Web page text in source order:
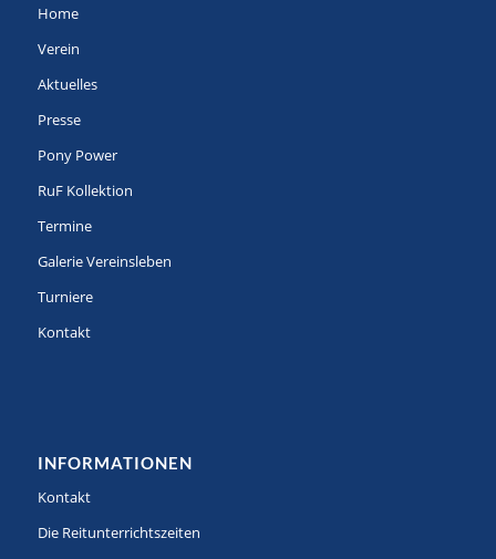
Home
Verein
Aktuelles
Presse
Pony Power
RuF Kollektion
Termine
Galerie Vereinsleben
Turniere
Kontakt
INFORMATIONEN
Kontakt
Die Reitunterrichtszeiten